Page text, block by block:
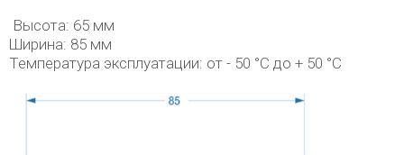
Высота: 65 мм
Ширина: 85 мм
Температура эксплуатации: от - 50 °C до + 50 °C